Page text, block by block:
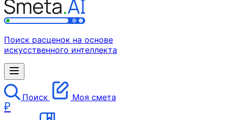
Поиск расценок на основе
искусственного интеллекта
Поиск Моя смета
₽